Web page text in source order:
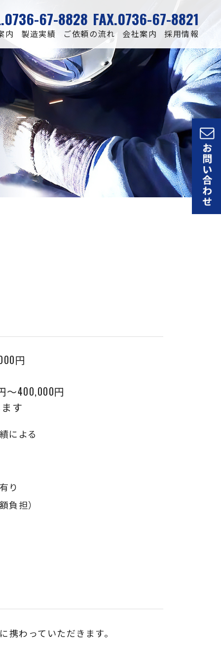
67-8828 FAX.0736-67-8821
内 製造実績 ご依頼の流れ 会社案内 採用情報
円
〜400,000円
す
による
り
負担）
わっていただきます。